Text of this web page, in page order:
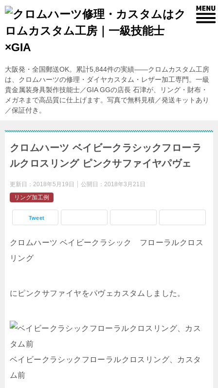
大阪発・全国郵送OK。累計5,844件の実績——クロムカスタム工房
は、クロムハーツの修理・ダイヤカスタム・レザー加工専門。一級
貴金属装身具製作技能士／GIA GGの店長 石津が、リング・財布・
メガネまで高品質に仕上げます。写真で無料見積／発送キットあり
／保証付き。
クロムハーツ ベイビークラシックフローラ
ルクロスリング ピンクサファイヤパヴェ
更新日： 2018年5月19日 公開日： 2018年3月21日
リング加工例
Tweet
クロムハーツ ベイビークラシック フローラルクロス
リング
にピンクサファイヤをパヴェカスタムしました。
ベイビークラシックフローラルクロスリング、カスタ
ム前